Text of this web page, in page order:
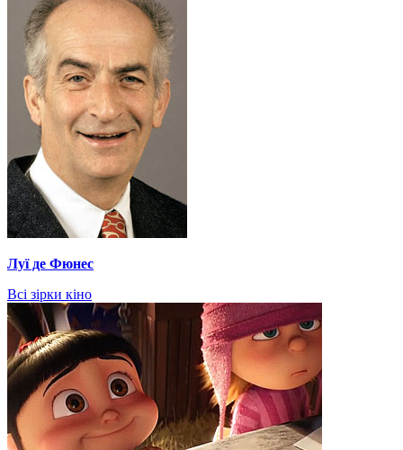
Луї де Фюнес
Всі зірки кіно